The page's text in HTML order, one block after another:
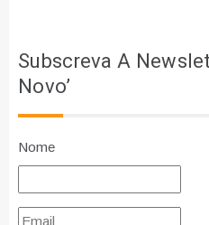
Subscreva A
Novo’
Nome